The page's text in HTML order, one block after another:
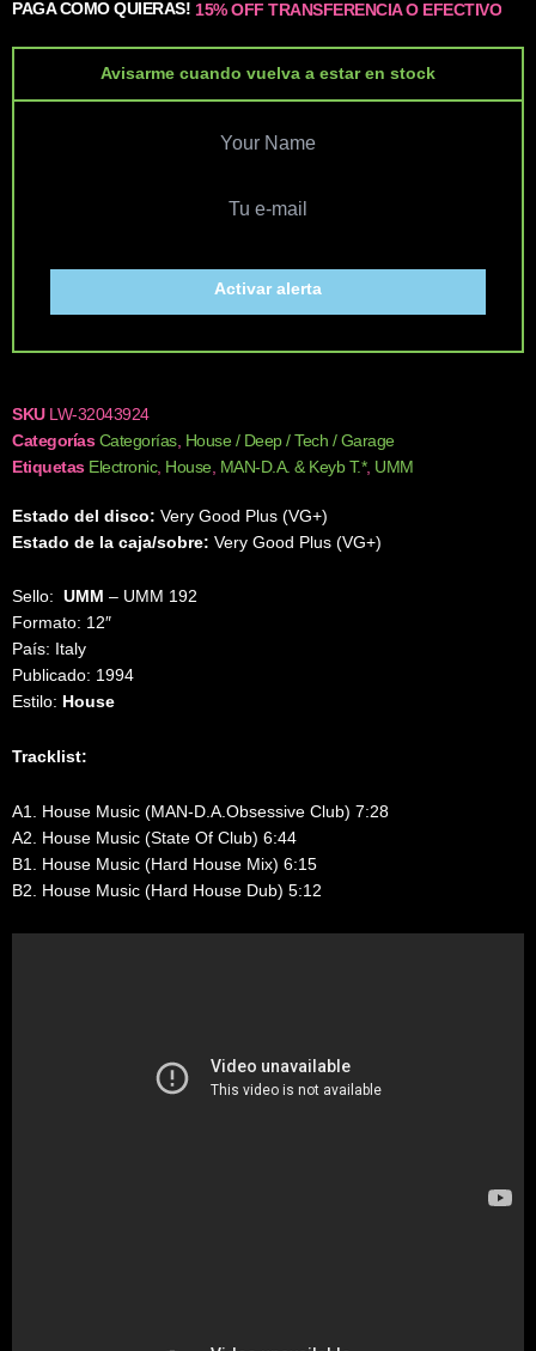
PAGA COMO QUIERAS! 15% OFF TRANSFERENCIA O EFECTIVO
Avisarme cuando vuelva a estar en stock
Activar alerta
SKU LW-32043924
Categorías Categorías, House / Deep / Tech / Garage
Etiquetas Electronic, House, MAN-D.A. & Keyb T.*, UMM
Estado del disco: Very Good Plus (VG+)
Estado de la caja/sobre: Very Good Plus (VG+)
Sello: UMM ‎– UMM 192
Formato: 12″
País: Italy
Publicado: 1994
Estilo: House
Tracklist:
A1. House Music (MAN-D.A.Obsessive Club) 7:28
A2. House Music (State Of Club) 6:44
B1. House Music (Hard House Mix) 6:15
B2. House Music (Hard House Dub) 5:12